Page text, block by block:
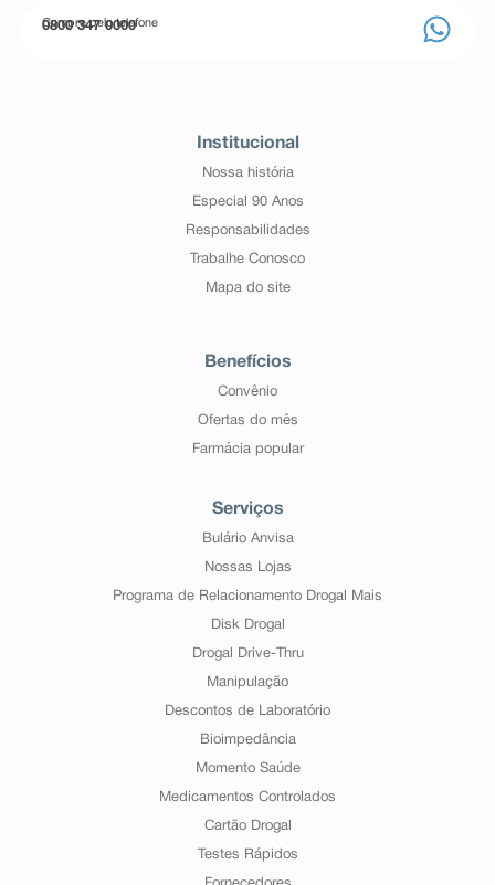
Compre pelo telefone
0800 347 0000
Institucional
Nossa história
Especial 90 Anos
Responsabilidades
Trabalhe Conosco
Mapa do site
Benefícios
Convênio
Ofertas do mês
Farmácia popular
Serviços
Bulário Anvisa
Nossas Lojas
Programa de Relacionamento Drogal Mais
Disk Drogal
Drogal Drive-Thru
Manipulação
Descontos de Laboratório
Bioimpedância
Momento Saúde
Medicamentos Controlados
Cartão Drogal
Testes Rápidos